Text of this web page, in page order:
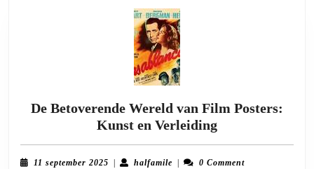
De Betoverende Wereld van Film Posters:
Kunst en VerleidingDe
Betoverende
Wereld
11 september 2025 11
halfamilehalfamile0 Comment